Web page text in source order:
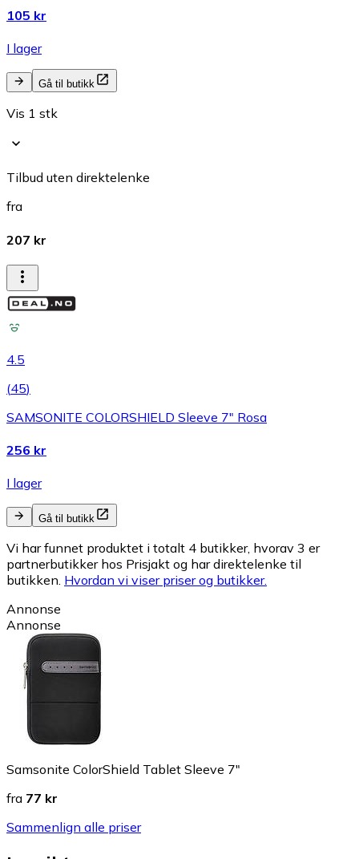
105 kr
I lager
Gå til butikk
Vis 1 stk
Tilbud uten direktelenke
fra
207 kr
4.5
(45)
SAMSONITE COLORSHIELD Sleeve 7" Rosa
256 kr
I lager
Gå til butikk
Vi har funnet produktet i totalt 4 butikker, hvorav 3 er
partnerbutikker hos Prisjakt og har direktelenke til
butikken. Hvordan vi viser priser og butikker.
Annonse
Annonse
Samsonite ColorShield Tablet Sleeve 7"
fra 77 kr
Sammenlign alle priser